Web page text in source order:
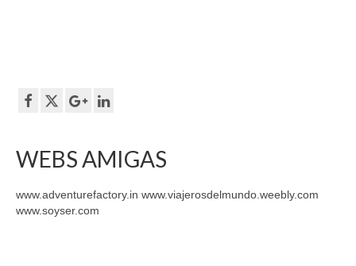
WEBS AMIGAS
www.adventurefactory.in www.viajerosdelmundo.weebly.com
www.soyser.com